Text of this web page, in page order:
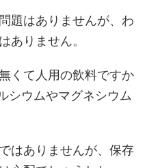
題はありませんが、わ
ありません。
くて人用の飲料ですか
シウムやマグネシウム
はありませんが、保存